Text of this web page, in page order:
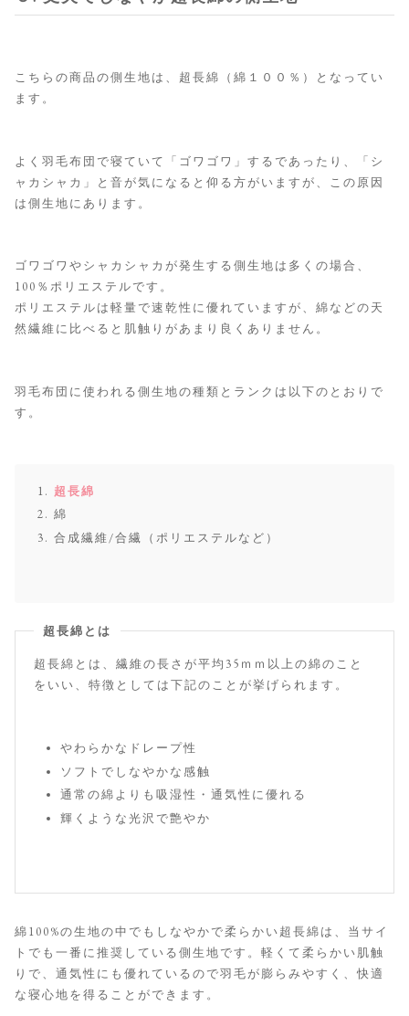
こちらの商品の側生地は、超長綿（綿１００％）となってい
ます。
よく羽毛布団で寝ていて「ゴワゴワ」するであったり、「シ
ャカシャカ」と音が気になると仰る方がいますが、この原因
は側生地にあります。
ゴワゴワやシャカシャカが発生する側生地は多くの場合、
100％ポリエステルです。
ポリエステルは軽量で速乾性に優れていますが、綿などの天
然繊維に比べると肌触りがあまり良くありません。
羽毛布団に使われる側生地の種類とランクは以下のとおりで
す。
超長綿
綿
合成繊維/合繊（ポリエステルなど）
超長綿とは
超長綿とは、繊維の長さが平均35ｍｍ以上の綿のこと
をいい、特徴としては下記のことが挙げられます。
やわらかなドレープ性
ソフトでしなやかな感触
通常の綿よりも吸湿性・通気性に優れる
輝くような光沢で艶やか
綿100%の生地の中でもしなやかで柔らかい超長綿は、当サイ
トでも一番に推奨している側生地です。軽くて柔らかい肌触
りで、通気性にも優れているので羽毛が膨らみやすく、快適
な寝心地を得ることができます。